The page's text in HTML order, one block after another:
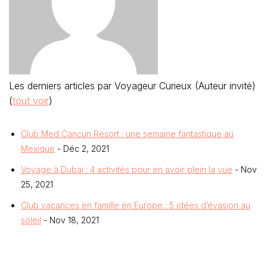
Les derniers articles par Voyageur Curieux (Auteur invité)
(tout voir)
Club Med Cancun Resort : une semaine fantastique au
Mexique - Déc 2, 2021
Voyage à Dubaï : 4 activités pour en avoir plein la vue - Nov
25, 2021
Club vacances en famille en Europe : 5 idées d’évasion au
soleil - Nov 18, 2021